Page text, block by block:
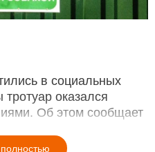
в социальных
оказался
Об этом сообщает